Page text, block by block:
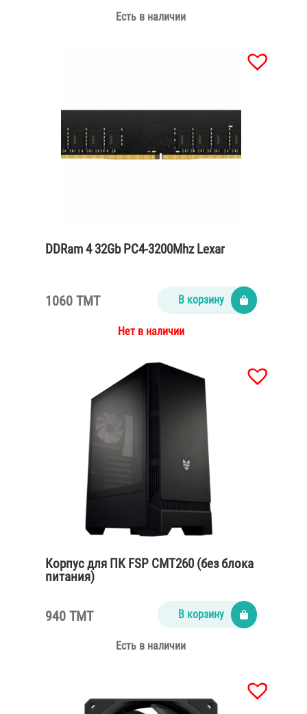
Есть в наличии
DDRam 4 32Gb PC4-3200Mhz Lexar
1060 TMT В корзину
Нет в наличии
Корпус для ПК FSP CMT260 (без блока
питания)
940 TMT В корзину
Есть в наличии